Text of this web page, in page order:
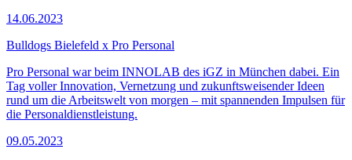
14.06.2023
Bulldogs Bielefeld x Pro Personal
Pro Personal war beim INNOLAB des iGZ in München dabei. Ein
Tag voller Innovation, Vernetzung und zukunftsweisender Ideen
rund um die Arbeitswelt von morgen – mit spannenden Impulsen für
die Personaldienstleistung.
09.05.2023